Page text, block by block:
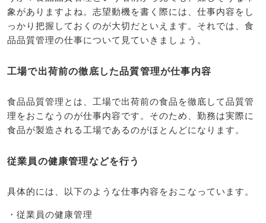
象がありますよね。志望動機を書く際には、仕事内容をし
っかり把握しておくのが大切だといえます。それでは、食
品品質管理の仕事について見ていきましょう。
工場で出荷前の徹底した品質管理が仕事内容
食品品質管理とは、工場で出荷前の食品を徹底して品質管
理をおこなうのが仕事内容です。そのため、勤務は実際に
食品が製造される工場であるのがほとんどになります。
従業員の健康管理などを行う
具体的には、以下のような仕事内容をおこなっています。
・従業員の健康管理